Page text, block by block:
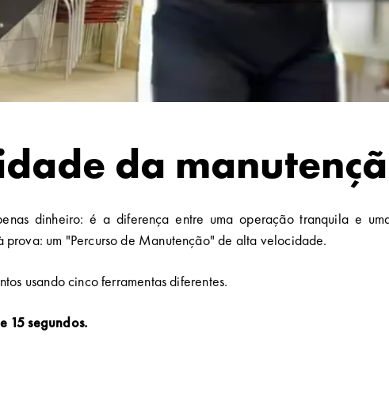
da
dinheiro: é a diferença entre uma operação tranquila e
prova: um "Percurso de Manutenção" de alta velocidade.
usando cinco ferramentas diferentes.
15 segundos.